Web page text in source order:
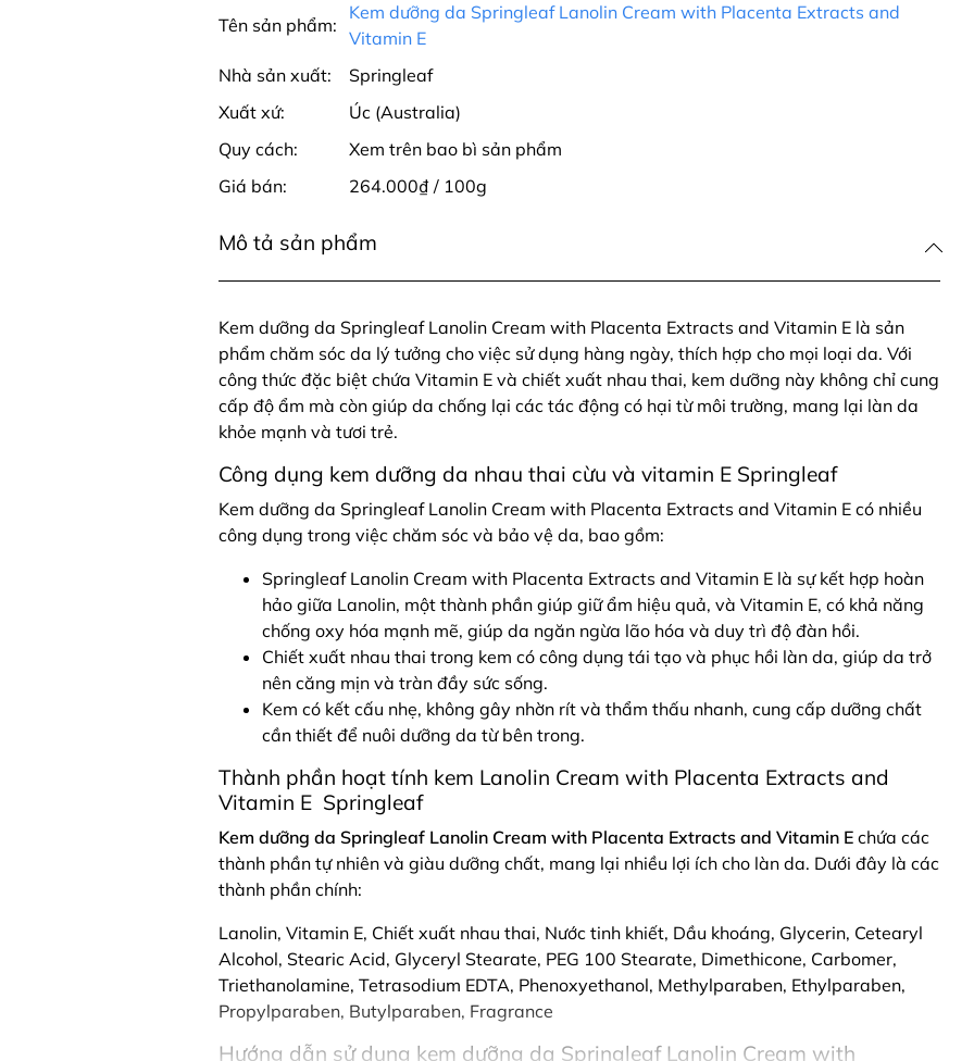
Tên sản phẩm:
Kem dưỡng da Springleaf Lanolin Cream with Placenta Extracts and
Vitamin E
Nhà sản xuất:
Springleaf
Xuất xứ:
Úc (Australia)
Quy cách:
Xem trên bao bì sản phẩm
Giá bán:
264.000₫ / 100g
Mô tả sản phẩm
Kem dưỡng da Springleaf Lanolin Cream with Placenta Extracts and Vitamin E là sản
phẩm chăm sóc da lý tưởng cho việc sử dụng hàng ngày, thích hợp cho mọi loại da. Với
công thức đặc biệt chứa Vitamin E và chiết xuất nhau thai, kem dưỡng này không chỉ cung
cấp độ ẩm mà còn giúp da chống lại các tác động có hại từ môi trường, mang lại làn da
khỏe mạnh và tươi trẻ.
Công dụng kem dưỡng da nhau thai cừu và vitamin E Springleaf
Kem dưỡng da Springleaf Lanolin Cream with Placenta Extracts and Vitamin E có nhiều
công dụng trong việc chăm sóc và bảo vệ da, bao gồm:
Springleaf Lanolin Cream with Placenta Extracts and Vitamin E là sự kết hợp hoàn
hảo giữa Lanolin, một thành phần giúp giữ ẩm hiệu quả, và Vitamin E, có khả năng
chống oxy hóa mạnh mẽ, giúp da ngăn ngừa lão hóa và duy trì độ đàn hồi.
Chiết xuất nhau thai trong kem có công dụng tái tạo và phục hồi làn da, giúp da trở
nên căng mịn và tràn đầy sức sống.
Kem có kết cấu nhẹ, không gây nhờn rít và thẩm thấu nhanh, cung cấp dưỡng chất
cần thiết để nuôi dưỡng da từ bên trong.
Thành phần hoạt tính kem Lanolin Cream with Placenta Extracts and
Vitamin E Springleaf
Kem dưỡng da Springleaf Lanolin Cream with Placenta Extracts and Vitamin Echứa các
thành phần tự nhiên và giàu dưỡng chất, mang lại nhiều lợi ích cho làn da. Dưới đây là các
thành phần chính:
Lanolin, Vitamin E, Chiết xuất nhau thai, Nước tinh khiết, Dầu khoáng, Glycerin, Cetearyl
Alcohol, Stearic Acid, Glyceryl Stearate, PEG 100 Stearate, Dimethicone, Carbomer,
Triethanolamine, Tetrasodium EDTA, Phenoxyethanol, Methylparaben, Ethylparaben,
Propylparaben, Butylparaben, Fragrance
Hướng dẫn sử dụng kem dưỡng da Springleaf Lanolin Cream with